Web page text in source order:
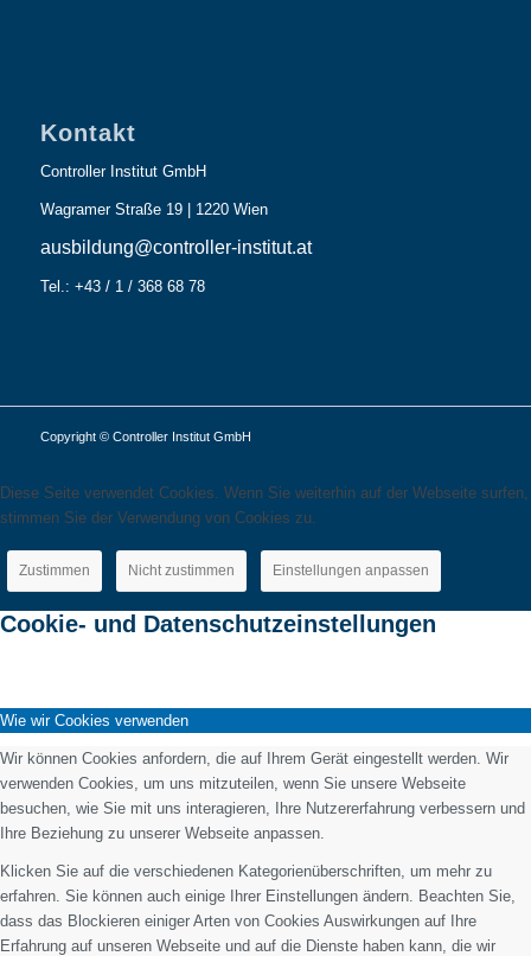
Kontakt
Controller Institut GmbH
Wagramer Straße 19 | 1220 Wien
ausbildung@controller-institut.at
Tel.: +43 / 1 / 368 68 78
Copyright © Controller Institut GmbH
Diese Seite verwendet Cookies. Wenn Sie weiterhin auf der Webseite surfen,
stimmen Sie der Verwendung von Cookies zu.
Zustimmen Nicht zustimmen Einstellungen anpassen
Cookie- und Datenschutzeinstellungen
Wie wir Cookies verwenden
Wir können Cookies anfordern, die auf Ihrem Gerät eingestellt werden. Wir
verwenden Cookies, um uns mitzuteilen, wenn Sie unsere Webseite
besuchen, wie Sie mit uns interagieren, Ihre Nutzererfahrung verbessern und
Ihre Beziehung zu unserer Webseite anpassen.
Klicken Sie auf die verschiedenen Kategorienüberschriften, um mehr zu
erfahren. Sie können auch einige Ihrer Einstellungen ändern. Beachten Sie,
dass das Blockieren einiger Arten von Cookies Auswirkungen auf Ihre
Erfahrung auf unseren Webseite und auf die Dienste haben kann, die wir